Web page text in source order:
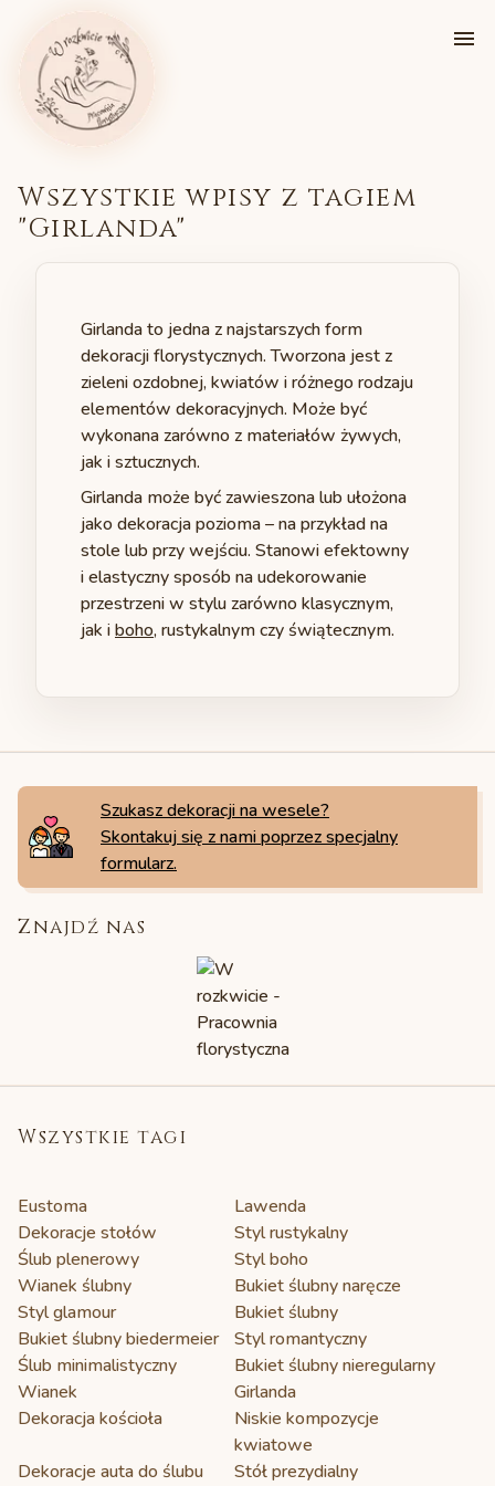
Wszystkie wpisy z tagiem
"Girlanda"
Girlanda to jedna z najstarszych form
dekoracji florystycznych. Tworzona jest z
zieleni ozdobnej, kwiatów i różnego rodzaju
elementów dekoracyjnych. Może być
wykonana zarówno z materiałów żywych,
jak i sztucznych.
Girlanda może być zawieszona lub ułożona
jako dekoracja pozioma – na przykład na
stole lub przy wejściu. Stanowi efektowny
i elastyczny sposób na udekorowanie
przestrzeni w stylu zarówno klasycznym,
jak iboho, rustykalnym czy świątecznym.
NASZE PARY
Maja&Michał - Greenery z
zapachem peonii
Kasia & Przemek - moc
zieleni
Ola & Mateusz
- świąteczny ślub
M&B - magiczny,
zimowy ślub.
Weronika & Kuba - daliowe
love.
Zimowy ślub -
Dominika & Łukasz
Szukasz dekoracji na wesele?
Skontakuj się z nami poprzez specjalny
formularz.
Znajdź nas
Wszystkie tagi
Eustoma
Lawenda
Dekoracje stołów
Styl rustykalny
Ślub plenerowy
Styl boho
Wianek ślubny
Bukiet ślubny naręcze
Styl glamour
Bukiet ślubny
Bukiet ślubny biedermeier
Styl romantyczny
Ślub minimalistyczny
Bukiet ślubny nieregularny
Wianek
Girlanda
Dekoracja kościoła
Niskie kompozycje
kwiatowe
Dekoracje auta do ślubu
Stół prezydialny